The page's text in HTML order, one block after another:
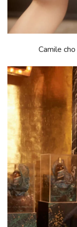
Camile cho